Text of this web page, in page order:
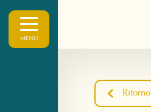
MENU
Ritorno